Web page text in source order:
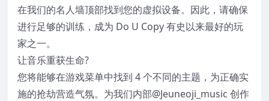
在我们的名人墙顶部找到您的虚拟设备。因此，请确保
进行足够的训练，成为 Do U Copy 有史以来最好的玩
家之一。
让音乐重获生命?
您将能够在游戏菜单中找到 4 个不同的主题，为正确实
施的抢劫营造气氛。为我们内部@Jeuneoji_music 创作